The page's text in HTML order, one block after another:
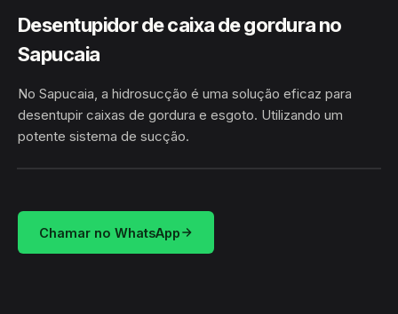
Desentupidor de caixa de gordura no
Sapucaia
No Sapucaia, a hidrosucção é uma solução eficaz para
desentupir caixas de gordura e esgoto. Utilizando um
potente sistema de sucção.
HIDROSUCÇÃO SAPUCAIA · CRUZ DAS ALMAS/BA
Chamar no WhatsApp